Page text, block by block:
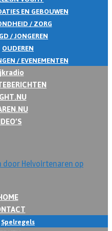
EN GEBOUWEN
/ ZORG
/ JONGEREN
OUDEREN
/ EVENEMENTEN
Spelregels